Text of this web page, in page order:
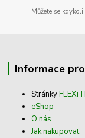
Můžete se
Informace
Stránky
eShop
O nás
Jak nakupovat